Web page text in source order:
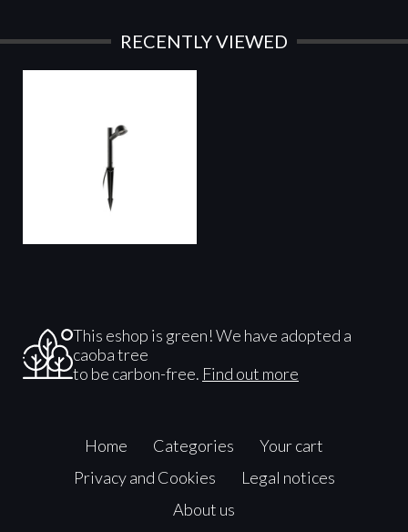
RECENTLY VIEWED
This eshop is green! We have adopted a
caoba tree
to be carbon-free. Find out more
Home Categories
Your cart
Privacy and Cookies
Legal notices
About us